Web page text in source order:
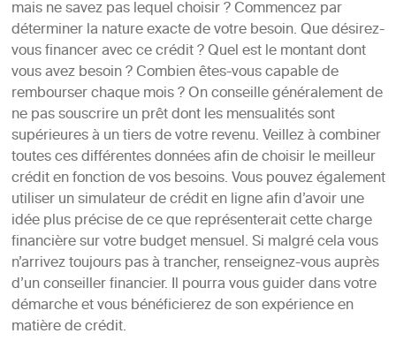
mais ne savez pas lequel choisir ? Commencez par
déterminer la nature exacte de votre besoin. Que désirez-
vous financer avec ce crédit ? Quel est le montant dont
vous avez besoin ? Combien êtes-vous capable de
rembourser chaque mois ? On conseille généralement de
ne pas souscrire un prêt dont les mensualités sont
supérieures à un tiers de votre revenu. Veillez à combiner
toutes ces différentes données afin de choisir le meilleur
crédit en fonction de vos besoins. Vous pouvez également
utiliser un simulateur de crédit en ligne afin d’avoir une
idée plus précise de ce que représenterait cette charge
financière sur votre budget mensuel. Si malgré cela vous
n’arrivez toujours pas à trancher, renseignez-vous auprès
d’un conseiller financier. Il pourra vous guider dans votre
démarche et vous bénéficierez de son expérience en
matière de crédit.